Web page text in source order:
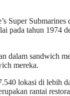
Super Submarines
pada tahun 1974
dalam sandwich
mereka.
lokasi di lebih
rantai